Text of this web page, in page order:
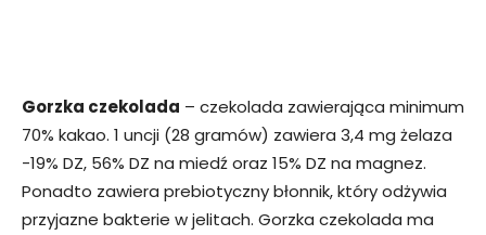
Gorzka czekolada – czekolada zawierająca minimum
70% kakao. 1 uncji (28 gramów) zawiera 3,4 mg żelaza
-19% DZ, 56% DZ na miedź oraz 15% DZ na magnez.
Ponadto zawiera prebiotyczny błonnik, który odżywia
przyjazne bakterie w jelitach. Gorzka czekolada ma